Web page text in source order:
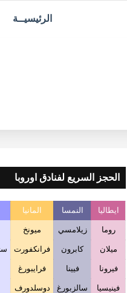
الرئيسيــة
الحجز السريع لفنادق اوروبا
ايطاليا النمسا المانيا
روما زيلامسي ميونخ
ميلان كابرون فرانكفورت
فيرونا فيينا فرايبورغ
فينيسيا سالزبورغ دوسلدورف